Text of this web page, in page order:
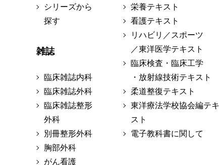
シリーズから
探す
雑誌
臨床雑誌内科
臨床雑誌外科
臨床雑誌整形
外科
別冊整形外科
胸部外科
がん看護
栄養テキスト
看護テキスト
リハビリ／スポーツ
／東洋医学テキスト
臨床検査・臨床工学
・放射線技術テキスト
柔道整復テキスト
東洋療法学校協会編テキ
スト
電子教科書に関して